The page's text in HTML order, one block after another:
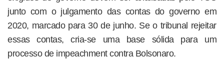
junto com o julgamento das contas do governo em
2020, marcado para 30 de junho. Se o tribunal rejeitar
essas contas, cria-se uma base sólida para um
processo de impeachment contra Bolsonaro.